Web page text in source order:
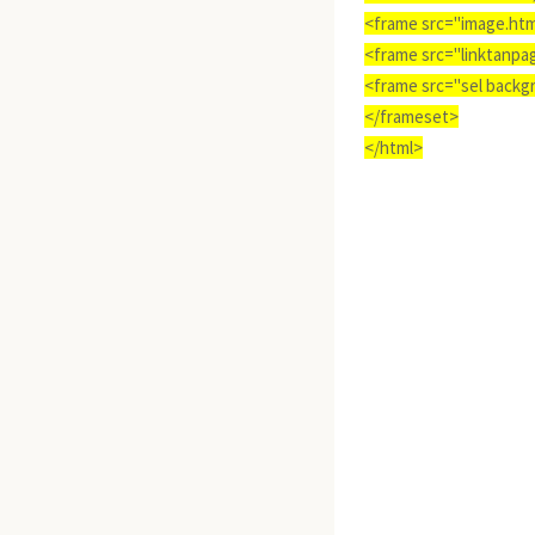
<frame
<frame
<frame src="sel
</frameset>
</html>